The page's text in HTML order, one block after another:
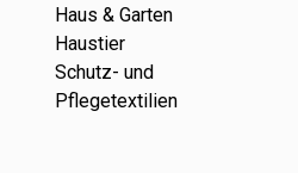
Haus & Garten
Haustier
Schutz- und
Pflegetextilien